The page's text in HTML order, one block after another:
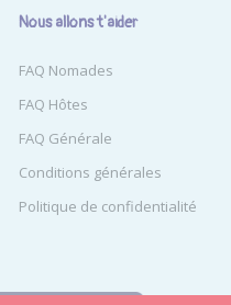
Nous allons t'aider
FAQ Nomades
FAQ Hôtes
FAQ Générale
Conditions générales
Politique de confidentialité